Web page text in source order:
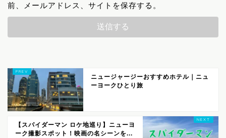
前、メールアドレス、サイトを保存する。
ニュージャージーおすすめホテル｜ニュ
ーヨークひとり旅
【スパイダーマン ロケ地巡り】ニューヨ
ーク撮影スポット！映画の名シーンを...